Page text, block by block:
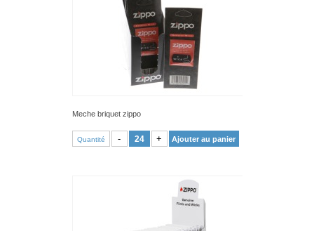
Meche briquet zippo
Quantité - + Ajouter au panier